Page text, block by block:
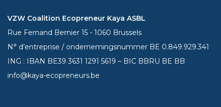
VZW Coalition Ecopreneur Kaya ASBL
Rue Fernand Bernier 15 - 1060 Brussels
N° d’entreprise / ondernemingsnummer BE 0.849.929.341
ING : IBAN BE393631 1291 5619 – BIC BBRU BE BB
info@kaya-ecopreneurs.be